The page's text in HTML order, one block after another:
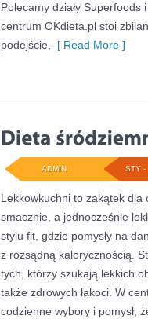
Polecamy działy Superfoods
centrum OKdieta.pl stoi
podejście,
[ Read More ]
STY -
ADMIN
Lekkowkuchni to zakątek dla
smacznie, a jednocześnie
stylu fit, gdzie pomysły na
z rozsądną kalorycznością.
tych, którzy szukają lekkich
także zdrowych łakoci. W
codzienne wybory i pomysł,